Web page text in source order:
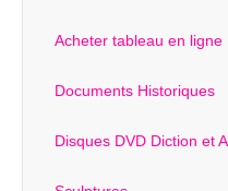
Acheter tableau en ligne
Documents Historiques
Disques DVD Diction et